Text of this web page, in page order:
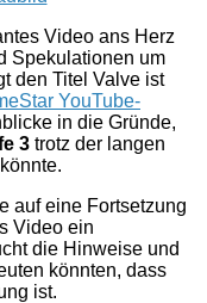
Video ans Herz
Spekulationen um
den Titel Valve ist
YouTube-
in die Gründe,
3 trotz der langen
auf eine Fortsetzung
Video ein
die Hinweise und
könnten, dass
ist.